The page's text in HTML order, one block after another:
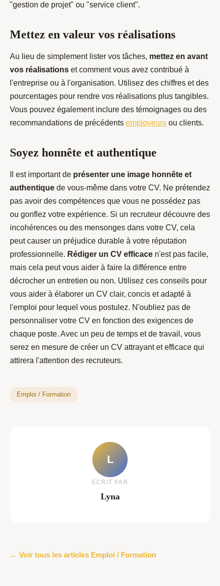
"gestion de projet" ou "service client".
Mettez en valeur vos réalisations
Au lieu de simplement lister vos tâches, mettez en avant
vos réalisations et comment vous avez contribué à
l'entreprise ou à l'organisation. Utilisez des chiffres et des
pourcentages pour rendre vos réalisations plus tangibles.
Vous pouvez également inclure des témoignages ou des
recommandations de précédents employeurs ou clients.
Soyez honnête et authentique
Il est important de présenter une image honnête et
authentique de vous-même dans votre CV. Ne prétendez
pas avoir des compétences que vous ne possédez pas
ou gonflez votre expérience. Si un recruteur découvre des
incohérences ou des mensonges dans votre CV, cela
peut causer un préjudice durable à votre réputation
professionnelle. Rédiger un CV efficace n'est pas facile,
mais cela peut vous aider à faire la différence entre
décrocher un entretien ou non. Utilisez ces conseils pour
vous aider à élaborer un CV clair, concis et adapté à
l'emploi pour lequel vous postulez. N'oubliez pas de
personnaliser votre CV en fonction des exigences de
chaque poste. Avec un peu de temps et de travail, vous
serez en mesure de créer un CV attrayant et efficace qui
attirera l'attention des recruteurs.
Emploi / Formation
L
ECRIT PAR
Lyna
← Voir tous les articles Emploi / Formation